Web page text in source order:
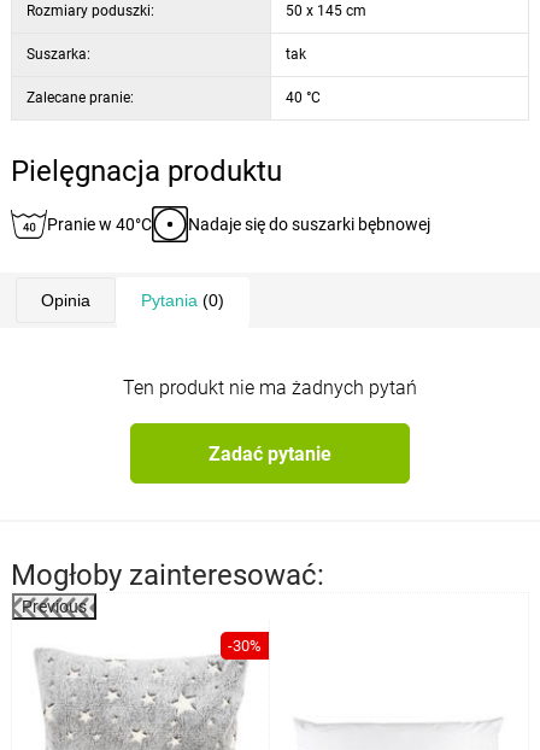
Rozmiary poduszki: 50 x 145 cm
Suszarka: tak
Zalecane pranie: 40 °C
Pielęgnacja produktu
Pranie w 40°C Nadaje się do suszarki bębnowej
Opinia Pytania (0)
Ten produkt nie ma żadnych pytań
Zadać pytanie
Mogłoby zainteresować:
Previous
-30%